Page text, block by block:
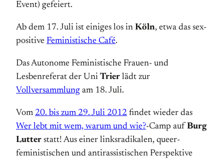
Event) gefeiert.
Ab dem 17. Juli ist einiges los in Köln, etwa das sex-
positive Feministische Café.
Das Autonome Feministische Frauen- und
Lesbenreferat der Uni Trier lädt zur
Vollversammlung am 18. Juli.
Vom 20. bis zum 29. Juli 2012 findet wieder das
Wer lebt mit wem, warum und wie?-Camp auf Burg
Lutter statt! Aus einer linksradikalen, queer­
feministischen und antirassistischen Perspektive